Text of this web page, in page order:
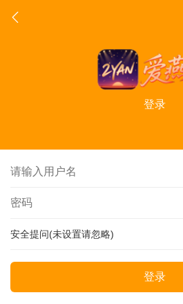
登录
安全提问(未设置请忽略)
登录